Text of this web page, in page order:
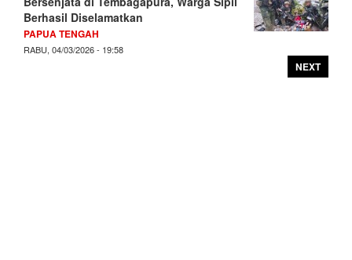
Berhasil Diselamatkan
PAPUA TENGAH
RABU, 04/03/2026 - 19:58
NEXT